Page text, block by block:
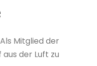
Mitglied der
der Luft zu